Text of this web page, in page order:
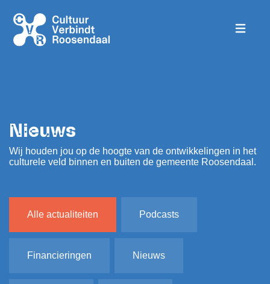
Nieuws
Wij houden jou op de hoogte van de ontwikkelingen in het
culturele veld binnen en buiten de gemeente Roosendaal.
Alle actualiteiten Podcasts
Financieringen Nieuws